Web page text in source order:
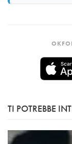
TI POTREBBE